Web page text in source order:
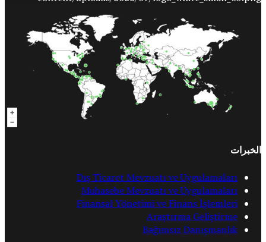
الخبرات
Dış Ticaret Mevzuatı ve Uygulamaları
Muhasebe Mevzuatı ve Uygulamaları
Finansal Yönetimi ve Finans İşlemleri
Araştırma Geliştirme
Bağımsız Danışmanlık